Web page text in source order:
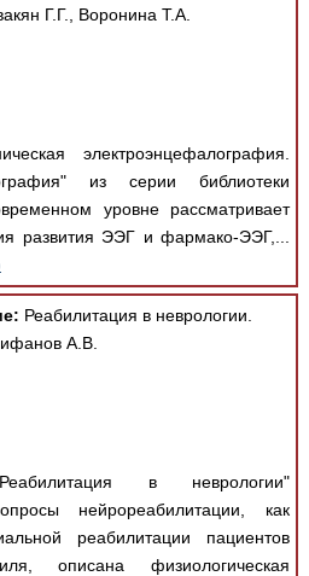
Г.Г., Воронина Т.А.
электроэнцефалография.
из серии библиотеки
уровне рассматривает
развития ЭЭГ и фармако-ЭЭГ,...
Реабилитация в неврологии.
А.В.
в неврологии"
нейрореабилитации, как
реабилитации пациентов
описана физиологическая